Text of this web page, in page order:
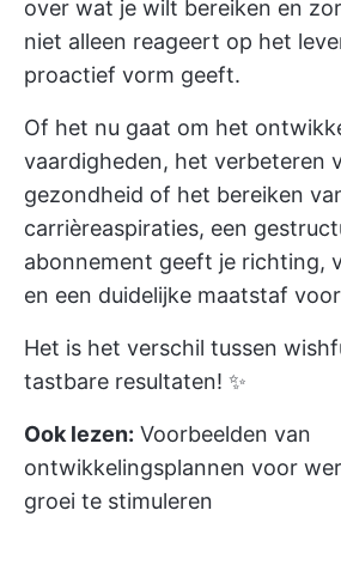
over wat je wilt bereiken en
niet alleen reageert op het
proactief vorm geeft.
Of het nu gaat om het
vaardigheden, het verbeteren
gezondheid of het bereiken
carrièreaspiraties, een
abonnement geeft je richting,
en een duidelijke maatstaf
Het is het verschil tussen
tastbare resultaten! ✨
Ook lezen: Voorbeelden van
ontwikkelingsplannen voor
groei te stimuleren